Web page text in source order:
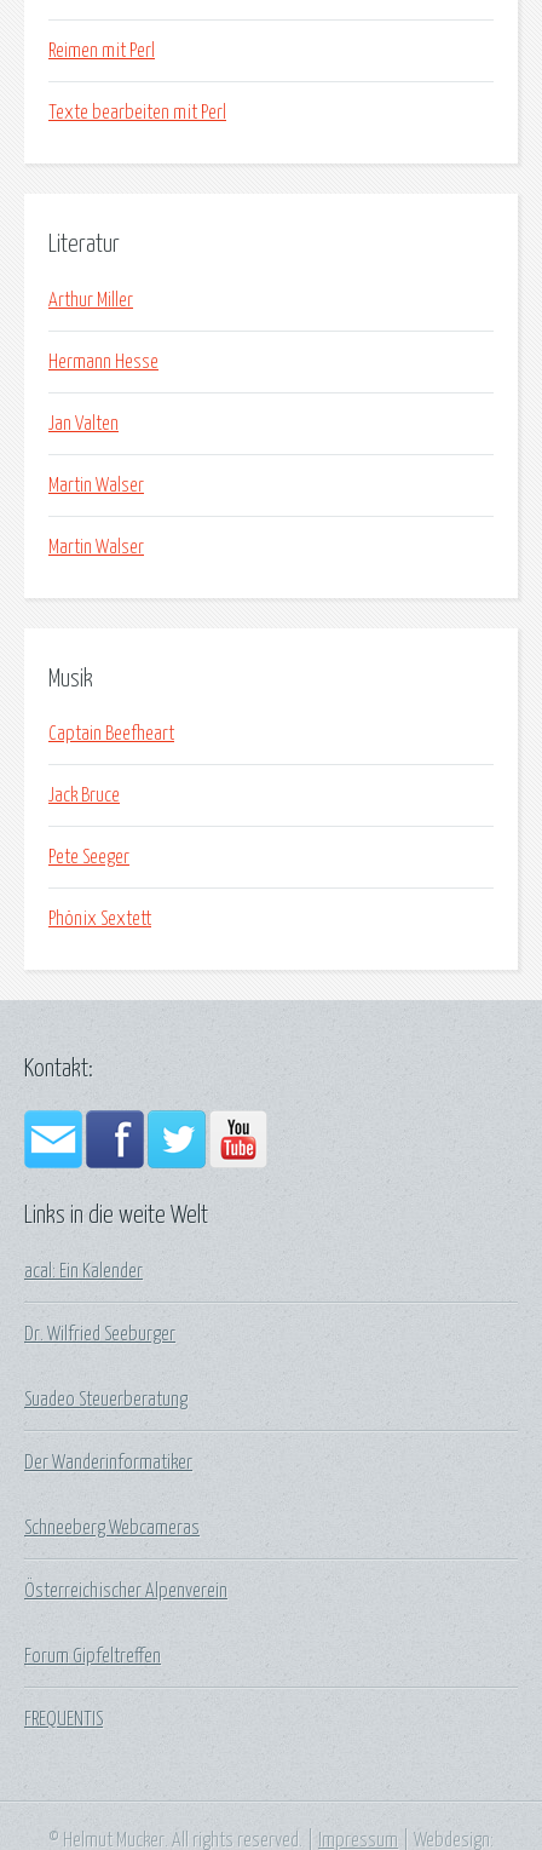
Reimen mit Perl
Texte bearbeiten mit Perl
Literatur
Arthur Miller
Hermann Hesse
Jan Valten
Martin Walser
Martin Walser
Musik
Captain Beefheart
Jack Bruce
Pete Seeger
Phönix Sextett
Links in die weite Welt
acal: Ein Kalender
Dr. Wilfried Seeburger
Suadeo Steuerberatung
Der Wanderinformatiker
Schneeberg Webcameras
Österreichischer Alpenverein
Forum Gipfeltreffen
FREQUENTIS
Kontakt:
© Helmut Mucker. All rights reserved. | Impressum | Webdesign: